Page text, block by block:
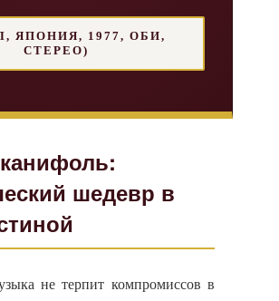
ЯПОНИЯ, 1977, ОБИ,
СТЕРЕО)
шедевр в
не терпит компромиссов в